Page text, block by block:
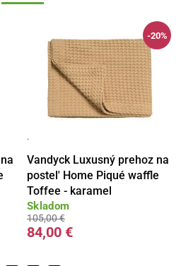
-20%
·
Vandyck Luxusný prehoz na
postel' Home Piqué waffle
Toffee - karamel
Skladom
105,00 €
84,00 €